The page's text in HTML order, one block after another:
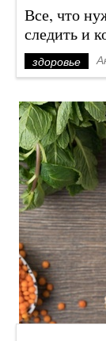
Все, что
следить и
здоровье